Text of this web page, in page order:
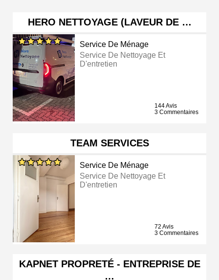
HERO NETTOYAGE (LAVEUR DE …
Service De Ménage
Service De Nettoyage Et
D'entretien
144 Avis
3 Commentaires
TEAM SERVICES
Service De Ménage
Service De Nettoyage Et
D'entretien
72 Avis
3 Commentaires
KAPNET PROPRETÉ - ENTREPRISE DE
…